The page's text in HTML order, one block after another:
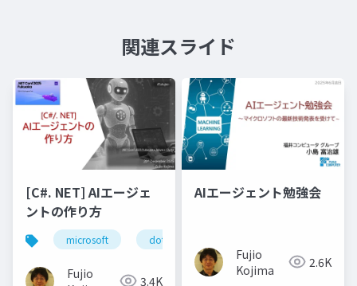
関連スライド
[C#. NET] AIエージェ
ントの作り方
microsoft dotnet
Fujio
3.4K
AIエージェント勉強会
Fujio
Kojima
2.6K